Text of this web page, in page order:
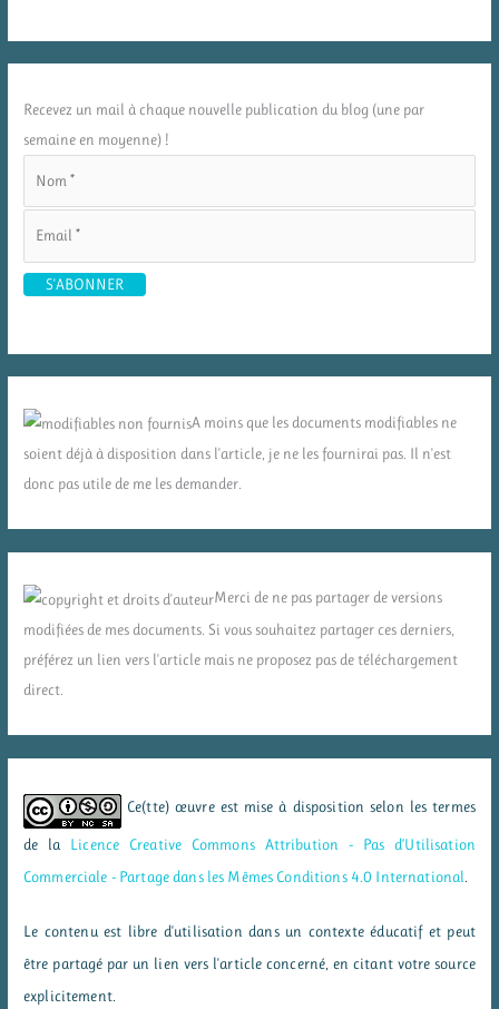
Recevez un mail à chaque nouvelle publication du blog (une par
semaine en moyenne) !
A moins que les documents modifiables ne
soient déjà à disposition dans l'article, je ne les fournirai pas. Il n'est
donc pas utile de me les demander.
Merci de ne pas partager de versions
modifiées de mes documents. Si vous souhaitez partager ces derniers,
préférez un lien vers l'article mais ne proposez pas de téléchargement
direct.
Ce(tte) œuvre est mise à disposition selon les termes
de la Licence Creative Commons Attribution - Pas d’Utilisation
Commerciale - Partage dans les Mêmes Conditions 4.0 International
Le contenu est libre d'utilisation dans un contexte éducatif et peut
être partagé par un lien vers l'article concerné, en citant votre source
explicitement.